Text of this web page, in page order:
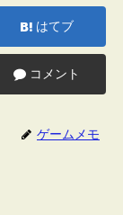
はてブ
コメント
ゲームメモ